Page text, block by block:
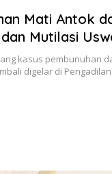
Mati Antok
Mutilasi
kasus pembunuhan
digelar di Pengadilan